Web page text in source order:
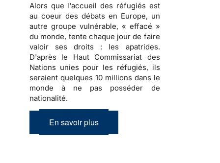
Alors que l'accueil des réfugiés est
au coeur des débats en Europe, un
autre groupe vulnérable, « effacé »
du monde, tente chaque jour de faire
valoir ses droits : les apatrides.
D'après le Haut Commissariat des
Nations unies pour les réfugiés, ils
seraient quelques 10 millions dans le
monde à ne pas posséder de
nationalité.
En savoir plus